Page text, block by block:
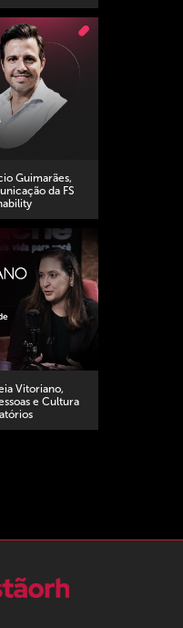
Guimarães,
da FS
Vitoriano,
e Cultura